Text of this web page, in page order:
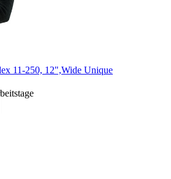
11-250, 12",Wide Unique